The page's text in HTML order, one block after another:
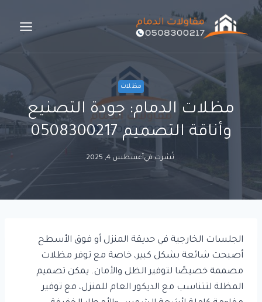
التجاوز
المحتوى
مظلات
مظلات الدمام: جودة التصنيع
وأناقة التصميم 0508300217
نُشرت فيأغسطس 4, 2025
الجلسات الخارجية في حديقة المنزل أو فوق الأسطح
أصبحت شائعة بشكل كبير، خاصة مع توفر مظلات
مصممة خصيصًا لتوفير الظل والأمان. يمكن تصميم
المظلة لتتناسب مع الديكور العام للمنزل، مع توفير